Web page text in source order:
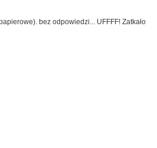
bez odpowiedzi... UFFFF! Zatkało